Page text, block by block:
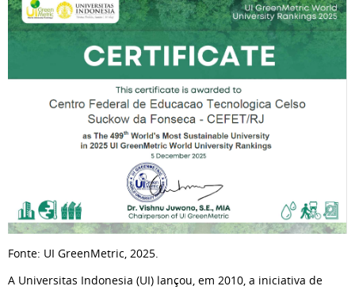
Fonte: UI GreenMetric, 2025.
A Universitas Indonesia (UI) lançou, em 2010, a iniciativa de